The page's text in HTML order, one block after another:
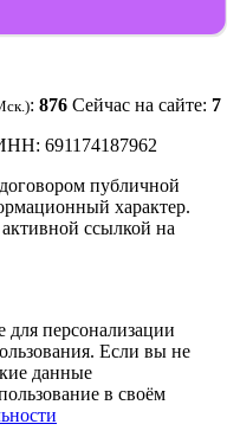
: 876 Сейчас на сайте: 7
691174187962
публичной
характер.
ссылкой на
для персонализации
Если вы не
данные
в своём